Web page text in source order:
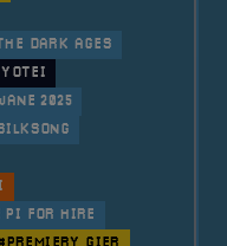
DARK AGES
2025
PI FOR HIRE